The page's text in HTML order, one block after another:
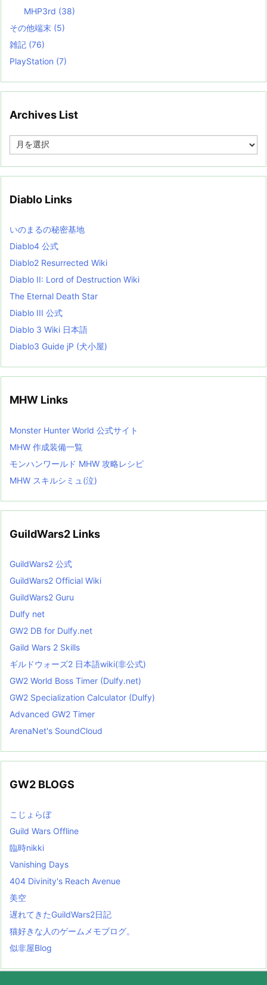
MHP3rd (38)
その他端末 (5)
雑記 (76)
PlayStation (7)
Archives List
e
i
s
t
Diablo Links
いのまるの秘密基地
Diablo4 公式
Diablo2 Resurrected Wiki
Diablo II: Lord of Destruction Wiki
The Eternal Death Star
Diablo III 公式
Diablo 3 Wiki 日本語
Diablo3 Guide jP (犬小屋)
MHW Links
Monster Hunter World 公式サイト
MHW 作成装備一覧
モンハンワールド MHW 攻略レシピ
MHW スキルシミュ(泣)
GuildWars2 Links
GuildWars2 公式
GuildWars2 Official Wiki
GuildWars2 Guru
Dulfy net
GW2 DB for Dulfy.net
Gaild Wars 2 Skills
ギルドウォーズ2 日本語wiki(非公式)
GW2 World Boss Timer (Dulfy.net)
GW2 Specialization Calculator (Dulfy)
Advanced GW2 Timer
ArenaNet's SoundCloud
GW2 BLOGS
こじょらぼ
Guild Wars Offline
臨時nikki
Vanishing Days
404 Divinity's Reach Avenue
美空
遅れてきたGuildWars2日記
猫好きな人のゲームメモブログ。
似非屋Blog